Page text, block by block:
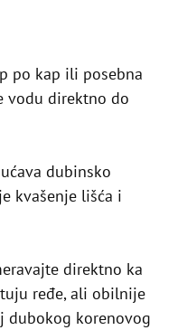
po kap ili posebna
vodu direktno do
dubinsko
kvašenje lišća i
direktno ka
ređe, ali obilnije
dubokog korenovog